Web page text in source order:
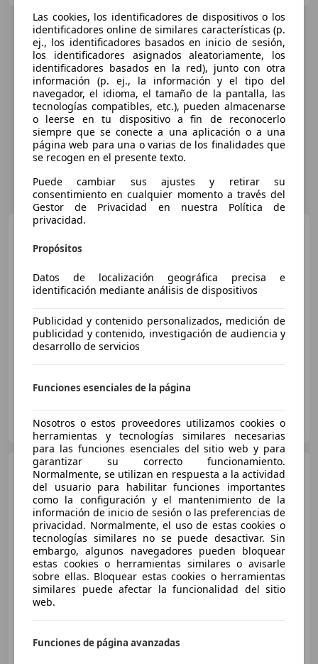
€ 12.990 1
Buenprecio
03/2016 122.572 km
ES-28300 Aranjuez
Mercedes-Benz B 180
180d 7G-DCT
€ 14.900
Sincomparación
03/2016 130.000 km Diésel 80 kW (109 CV)
AUTOMÓVILES NCARS
Las cookies, los identificadores de dispositivos o los
identificadores online de similares características (p.
ej., los identificadores basados en inicio de sesión,
los identificadores asignados aleatoriamente, los
identificadores basados en la red), junto con otra
información (p. ej., la información y el tipo del
navegador, el idioma, el tamaño de la pantalla, las
tecnologías compatibles, etc.), pueden almacenarse
o leerse en tu dispositivo a fin de reconocerlo
siempre que se conecte a una aplicación o a una
página web para una o varias de los finalidades que
se recogen en el presente texto.
Puede cambiar sus ajustes y retirar su
consentimiento en cualquier momento a través del
Gestor de Privacidad en nuestra Política de
privacidad.
Propósitos
Datos de localización geográfica precisa e
identificación mediante análisis de dispositivos
Publicidad y contenido personalizados, medición de
publicidad y contenido, investigación de audiencia y
desarrollo de servicios
Funciones esenciales de la página
Nosotros o estos proveedores utilizamos cookies o
herramientas y tecnologías similares necesarias
para las funciones esenciales del sitio web y para
garantizar su correcto funcionamiento.
Normalmente, se utilizan en respuesta a la actividad
del usuario para habilitar funciones importantes
como la configuración y el mantenimiento de la
información de inicio de sesión o las preferencias de
privacidad. Normalmente, el uso de estas cookies o
tecnologías similares no se puede desactivar. Sin
embargo, algunos navegadores pueden bloquear
estas cookies o herramientas similares o avisarle
sobre ellas. Bloquear estas cookies o herramientas
similares puede afectar la funcionalidad del sitio
web.
Funciones de página avanzadas